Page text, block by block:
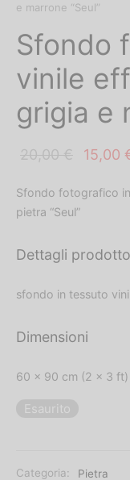
e marrone “Seul”
Sfondo
vinile
grigia e
20,00€
Il
20,00 €.
15,00
Sfondo fotografico
pietra “Seul”
Dettagli prodotto
sfondo in tessuto
Dimensioni
60 x 90 cm (2 x 3 ft)
Esaurito
Categoria: Pietra